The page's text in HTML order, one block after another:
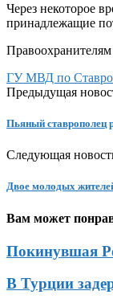
Через некоторое
принадлежащие
Правоохранителям
ГУ МВД по
Предыдущая
Пьяный ставрополец
Следующая
Двое молодых
Вам может
Покинувшая
В Турции